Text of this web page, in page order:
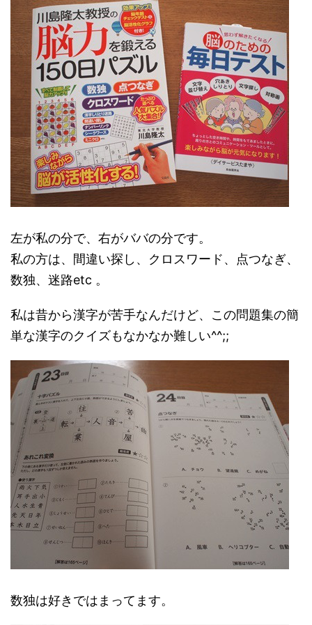
左が私の分で、右がババの分です。
私の方は、間違い探し、クロスワード、点つなぎ、
数独、迷路etc 。
私は昔から漢字が苦手なんだけど、この問題集の簡
単な漢字のクイズもなかなか難しい^^;;
数独は好きではまってます。